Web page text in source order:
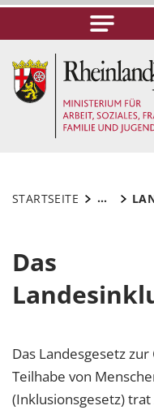
STARTSEITE ...
Das
Das Landesgesetz
Teilhabe von
(Inklusionsgesetz)